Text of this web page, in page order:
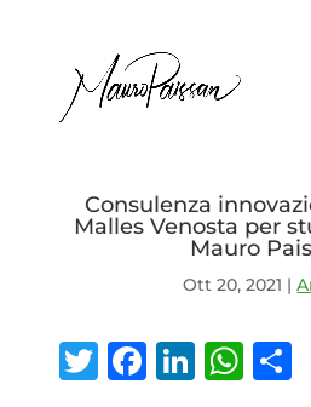
Consulenza
Malles Venosta per
Mauro
Ott 20, 2021 |
Twitter